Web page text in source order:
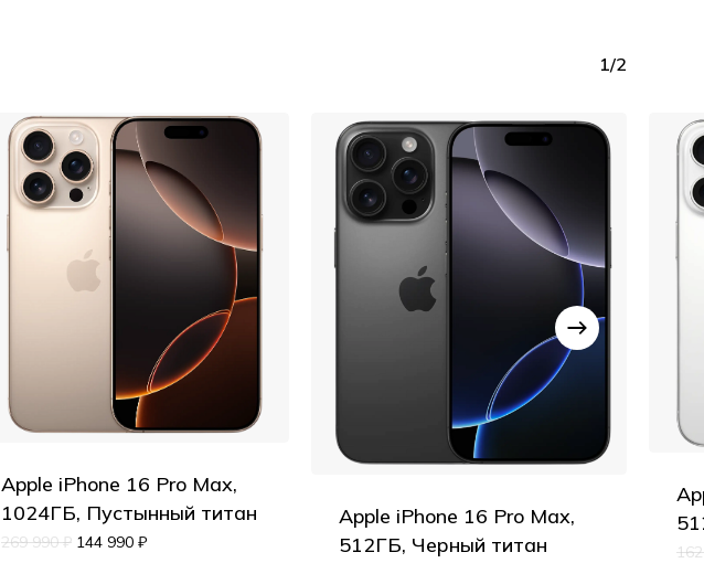
1/2
Apple iPhone 16 Pro Max,
1024ГБ, Пустынный титан
269 990₽ 144 990 ₽
Apple iPhone 16 Pro Max,
512ГБ, Черный титан